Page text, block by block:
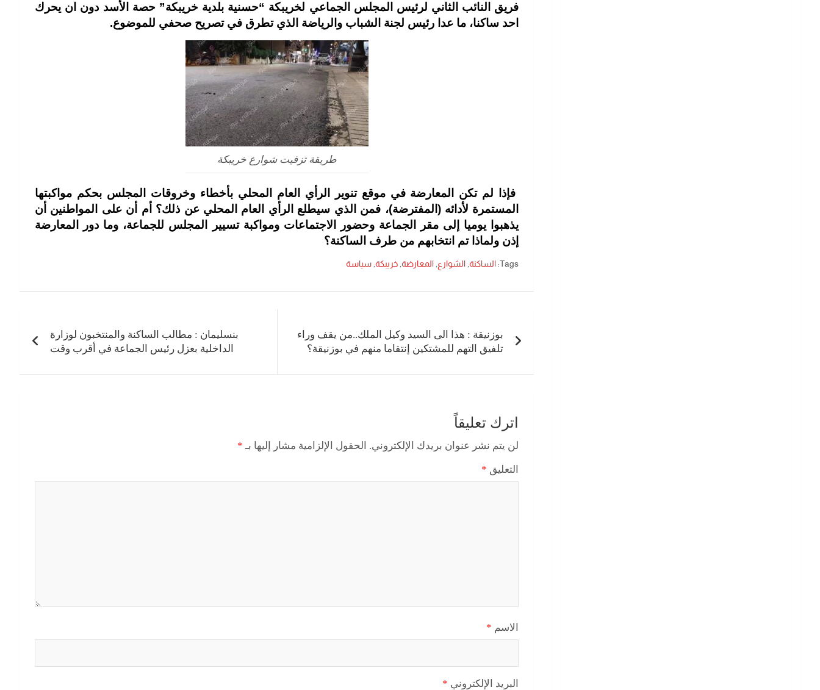
فريق النائب الثاني لرئيس المجلس الجماعي لخريبكة “حسنية بلدية خريبكة” حصة الأسد دون ان يحرك
احد ساكنا، ما عدا رئيس لجنة الشباب والرياضة الذي تطرق في تصريح صحفي للموضوع.
طريقة تزفيت شوارع خريبكة
فإذا لم تكن المعارضة في موقع تنوير الرأي العام المحلي بأخطاء وخروقات المجلس بحكم مواكبتها
المستمرة لأدائه (المفترضة)، فمن الذي سيطلع الرأي العام المحلي عن ذلك؟ أم أن على المواطنين أن
يذهبوا يوميا إلى مقر الجماعة وحضور الاجتماعات ومواكبة تسيير المجلس للجماعة، وما دور المعارضة
إذن ولماذا تم انتخابهم من طرف الساكنة؟
Tags: الساكنة, الشوارع المعارضة, خريبكة, سياسة
بوزنيقة : هذا الى السيد وكيل الملك..من يقف وراء
تلفيق التهم للمشتكين إنتقاما منهم في بوزنيقة؟
بنسليمان : مطالب الساكنة والمنتخبون لوزارة
الداخلية بعزل رئيس الجماعة في أقرب وقت
اترك تعليقاً
لن يتم نشر عنوان بريدك الإلكتروني. الحقول الإلزامية مشار إليها بـ *
التعليق *
الاسم *
البريد الإلكتروني *